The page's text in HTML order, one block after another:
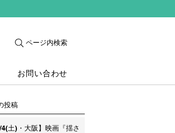
ページ内検索
お問い合わせ
投稿
4(土)・大阪】映画『揺さ